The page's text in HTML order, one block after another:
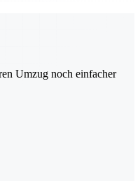
Umzug noch einfacher